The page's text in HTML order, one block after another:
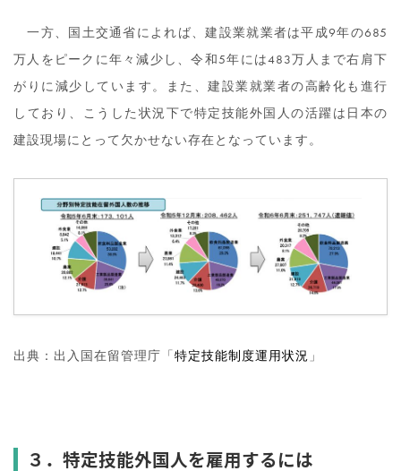
一方、国土交通省によれば、建設業就業者は平成9年の685
万人をピークに年々減少し、令和5年には483万人まで右肩下
がりに減少しています。また、建設業就業者の高齢化も進行
しており、こうした状況下で特定技能外国人の活躍は日本の
建設現場にとって欠かせない存在となっています。
出典：出入国在留管理庁「特定技能制度運用状況 」
３．特定技能外国人を雇用するには